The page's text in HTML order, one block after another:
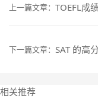
上一篇文章： TOEFL成
下一篇文章： SAT 的高
相关推荐